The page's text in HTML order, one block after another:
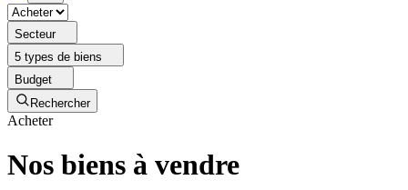
Secteur
5 types de biens
Budget
Rechercher
Acheter
Nos biens à vendre